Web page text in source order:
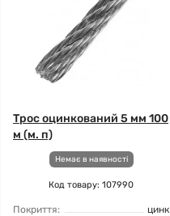
Трос оцинкований 5 мм 100
м (м. п)
Немає в наявності
Код товару: 107990
Покриття:
цинк